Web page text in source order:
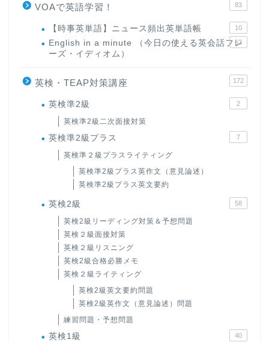
VOAで英語学習！ 83
【時事英単語】ニュース頻出英単語帳 10
English in a minute （今日の使える英会話フレ
ーズ・イディオム）
63
英検・TEAP対策講座 172
英検準2級 2
英検準2級二次面接対策
英検準2級プラス 7
英検準２級プラスライティング
英検準2級プラス英作文（意見論述）
英検準2級プラス英文要約
英検2級 58
英検2級リーディング対策＆予想問題
英検２級面接対策
英検２級リスニング
英検2級合格必勝メモ
英検２級ライティング
英検2級英文要約問題
英検2級英作文（意見論述）問題
練習問題・予想問題
英検1級 40